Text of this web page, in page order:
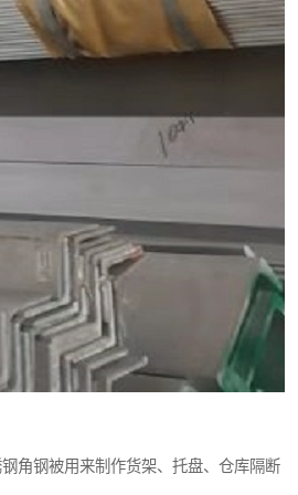
角钢被用来制作货架、托盘、仓库隔断